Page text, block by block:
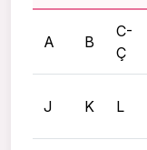
A B
C-
Ç
J K L